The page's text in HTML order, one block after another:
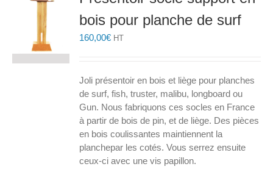
peuvent
être
choisies
sur
du
produit
bois pour planche de surf
160,00€ HT
Joli présentoir en bois et liège pour planches
de surf, fish, truster, malibu, longboard ou
Gun. Nous fabriquons ces socles en France
à partir de bois de pin, et de liège. Des pièces
en bois coulissantes maintiennent la
planchepar les cotés. Vous serrez ensuite
ceux-ci avec une vis papillon.